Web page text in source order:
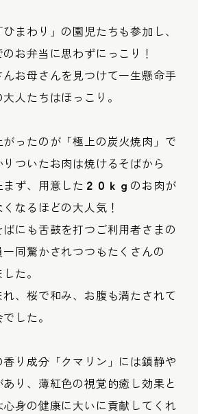
まわり」の園児たちも参加し、
お弁当に思わずにっこり！
お母さんを見つけて一生懸命手
人たちはほっこり。
ったのが「極上の炭火焼肉」で
ついたお肉は焼けるそばから
ず、用意した ２０ｋｇ のお肉が
なるほどの大人気！
にも舌鼓を打つご利用者さまの
同驚かされつつもたくさんの
た。
、桜で和み、お腹も満たされて
した。
り成分「クマリン」には鎮静や
あり、薄紅色の視覚的癒し効果と
身の健康に大いに貢献してくれ